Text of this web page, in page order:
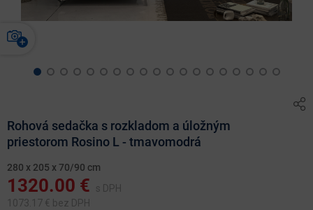
Rohová sedačka s rozkladom a úložným
priestorom Rosino L - tmavomodrá
280 x 205 x 70/90 cm
1320.00 €
s DPH
1073.17 € bez DPH